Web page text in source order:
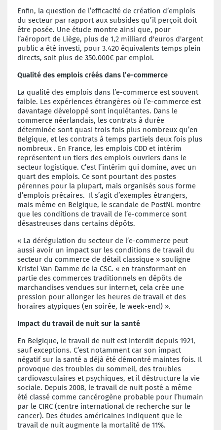
Enfin, la question de l’efficacité de création d’emplois
du secteur par rapport aux subsides qu’il perçoit doit
être posée. Une étude montre ainsi que, pour
l’aéroport de Liège, plus de 1,2 milliard d'euros d'argent
public a été investi, pour 3.420 équivalents temps plein
directs, soit plus de 350.000€ par emploi.
Qualité des emplois créés dans l’e-commerce
La qualité des emplois dans l’e-commerce est souvent
faible. Les expériences étrangères où l’e-commerce est
davantage développé sont inquiétantes. Dans le
commerce néerlandais, les contrats à durée
déterminée sont quasi trois fois plus nombreux qu’en
Belgique, et les contrats à temps partiels deux fois plus
nombreux . En France, les emplois CDD et intérim
représentent un tiers des emplois ouvriers dans le
secteur logistique. C’est l’intérim qui domine, avec un
quart des emplois. Ce sont pourtant des postes
pérennes pour la plupart, mais organisés sous forme
d’emplois précaires. Il s’agit d’exemples étrangers,
mais même en Belgique, le scandale de PostNL montre
que les conditions de travail de l’e-commerce sont
désastreuses dans certains dépôts.
« La dérégulation du secteur de l’e-commerce peut
aussi avoir un impact sur les conditions de travail du
secteur du commerce de détail classique » souligne
Kristel Van Damme de la CSC. « en transformant en
partie des commerces traditionnels en dépôts de
marchandises vendues sur internet, cela crée une
pression pour allonger les heures de travail et des
horaires atypiques (en soirée, le week-end) ».
Impact du travail de nuit sur la santé
En Belgique, le travail de nuit est interdit depuis 1921,
sauf exceptions. C’est notamment car son impact
négatif sur la santé a déjà été démontré maintes fois. Il
provoque des troubles du sommeil, des troubles
cardiovasculaires et psychiques, et il déstructure la vie
sociale. Depuis 2008, le travail de nuit posté a même
été classé comme cancérogène probable pour l’humain
par le CIRC (centre international de recherche sur le
cancer). Des études américaines indiquent que le
travail de nuit augmente la mortalité de 11%.